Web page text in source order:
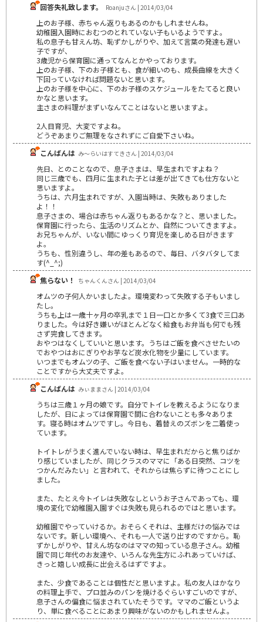
回答失礼致します。
Roanjuさん | 2014/03/04
上のお子様、赤ちゃん返りもあるのかもしれませんね。
幼稚園入園時におむつのとれていない子もいるようですよ。
私の息子も甘えん坊、恥ずかしがりや、加えて言葉の発達も遅い
子ですが、
3歳児から保育園に通ってなんとかやっております。
上のお子様、下のお子様とも、食が細いのも、成長曲線を大きく
下回っていなければ問題ないと思います。
上のお子様を中心に、下のお子様のスケジュールをたてると良い
かなと思います。
主さまの料理がまずいなんてことはないと思いますよ。
2人目育児、大変ですよね。
どうぞあまりご無理をなされずにご自愛下さいね。
こんばんは み～らいはすてきさん | 2014/03/04
先日、とのことなので、息子さまは、早生まれですよね？
同じ三歳でも、四月に生まれた子とは差が出てきても仕方ないと
思いますよ。
うちは、六月生まれですが、入園当時は、失敗もありました
よ！！
息子さまの、場合は赤ちゃん返りもあるかな？と、思いました。
保育園に行ったら、生活のリズムとか、自然についてきますよ。
お兄ちゃんが、いない間にゆっくり育児を楽しめる日がきます
よ。
うちも、性別違うし、年の差もあるので、毎日、バタバタしてま
す(^_^;)
焦らない！
ちゃんくんさん | 2014/03/04
オムツの子何人かいましたよ。環境変わって失敗する子もいまし
たし。
うちも上は一歳十ヶ月の卒乳まで１日一口とか多くて3食で三口あ
りました。今は好き嫌いがほとんどなく給食もお弁当も何でも残
さず完食してきます。
おやつはなくしていいと思います。うちはご飯を食べさせたいの
でおやつはおにぎりやお芋など炭水化物を少量にしています。
いつまでもオムツの子、ご飯を食べない子はいません。一時的な
ことですから大丈夫ですよ。
こんばんは みぃままさん | 2014/03/04
うちは三歳１ヶ月の娘です。自分でトイレを教えるようになりま
したが、日によっては保育園で間に合わないことも多々ありま
す。寝る時はオムツですし。今日も、着替えのズボンを二着使っ
ています。
トイトレがうまく進んでいない時は、早生まれだからと焦りばか
り感じていましたが、同じクラスのママに「ある日突然、コツを
つかんだみたい」と言われて、それからは焦らずに待つことにし
ました。
また、たとえ今トイレは失敗なしというお子さんであっても、環
境の変化で幼稚園入園すぐは失敗も見られるのではと思います。
幼稚園でやっていけるか。おそらくそれは、主様だけの悩みでは
ないです。新しい環境へ、それも一人で送り出すのですから。恥
ずかしがりや、甘えん坊なのはママの知っている息子さん。幼稚
園で同じ年代のお友達や、いろんな先生方にふれあっていけば、
きっと嬉しい成長に出会えるはずですよ。
また、少食であることは個性だと思いますよ。私の友人はかなり
の料理上手で、プロ並みのパンを焼けるぐらいすごいのですが、
息子さんの偏食に悩まされていたそうです。ママのご飯というよ
り、単に食べることにあまり興味がないのかもしれませんよ。